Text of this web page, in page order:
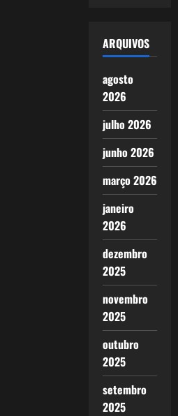
ARQUIVOS
agosto
2026
julho 2026
junho 2026
março 2026
janeiro
2026
dezembro
2025
novembro
2025
outubro
2025
setembro
2025